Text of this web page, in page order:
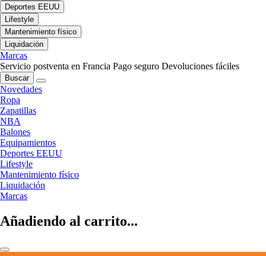
Deportes EEUU
Lifestyle
Mantenimiento físico
Liquidación
Marcas
Servicio postventa en Francia Pago seguro Devoluciones fáciles
Buscar
Novedades
Ropa
Zapatillas
NBA
Balones
Equipamientos
Deportes EEUU
Lifestyle
Mantenimiento físico
Liquidación
Marcas
Añadiendo al carrito...